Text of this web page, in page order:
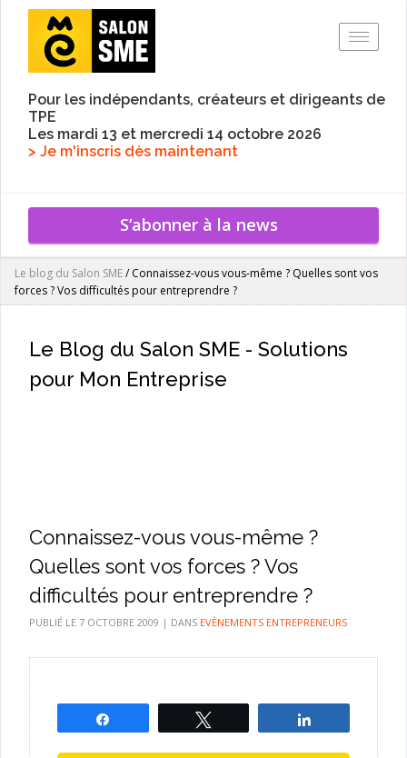
Pour les indépendants, créateurs et dirigeants de
TPE
Les mardi 13 et mercredi 14 octobre 2026
> Je m'inscris dès maintenant
S’abonner à la news
Le blog du Salon SME/Connaissez-vous vous-même ? Quelles sont vos
forces ? Vos difficultés pour entreprendre ?
Le Blog du Salon SME - Solutions
pour Mon Entreprise
Connaissez-vous vous-même ?
Quelles sont vos forces ? Vos
difficultés pour entreprendre ?
PUBLIÉ LE 7 OCTOBRE 2009 | DANS EVÈNEMENTS ENTREPRENEURS